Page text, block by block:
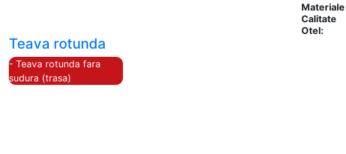
Teava rotunda
- Teava rotunda fara
sudura (trasa)
Materiale |
Calitate
Otel: